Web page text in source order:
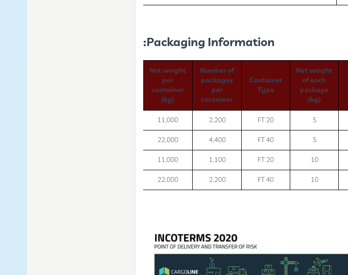
Packaging Information:
Net weight
of each
package
(kg)
Container
Type
Number of
packages
per
container
Net weight
per
container
(kg)
5
20 FT
2,200
11,000
5
40 FT
4,400
22,000
10
20 FT
1,100
11,000
10
40 FT
2,200
22,000